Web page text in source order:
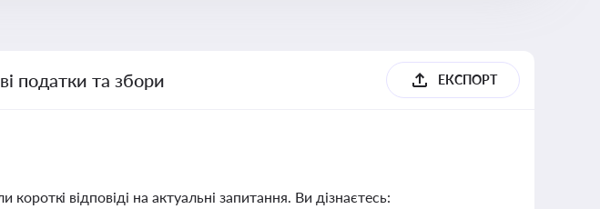
податки та збори ЕКСПОРТ
відповіді на актуальні запитання. Ви дізнаєтесь: